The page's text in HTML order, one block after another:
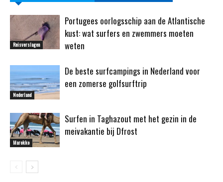
Reisverslagen
Portugees oorlogsschip aan de Atlantische
kust: wat surfers en zwemmers moeten
weten
Nederland
De beste surfcampings in Nederland voor
een zomerse golfsurftrip
Marokko
Surfen in Taghazout met het gezin in de
meivakantie bij Dfrost